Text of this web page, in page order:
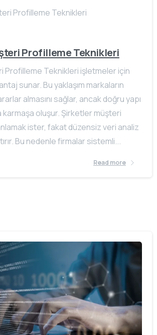
Profilleme Teknikleri
Profilleme Teknikleri işletmeler için
sunar. Bu yaklaşım markaların
almasını sağlar, ancak doğru yapı
karmaşa oluşur. Şirketler müşteri
ister, fakat düzensiz veri analiz
Bu nedenle firmalar sistemli...
Read more